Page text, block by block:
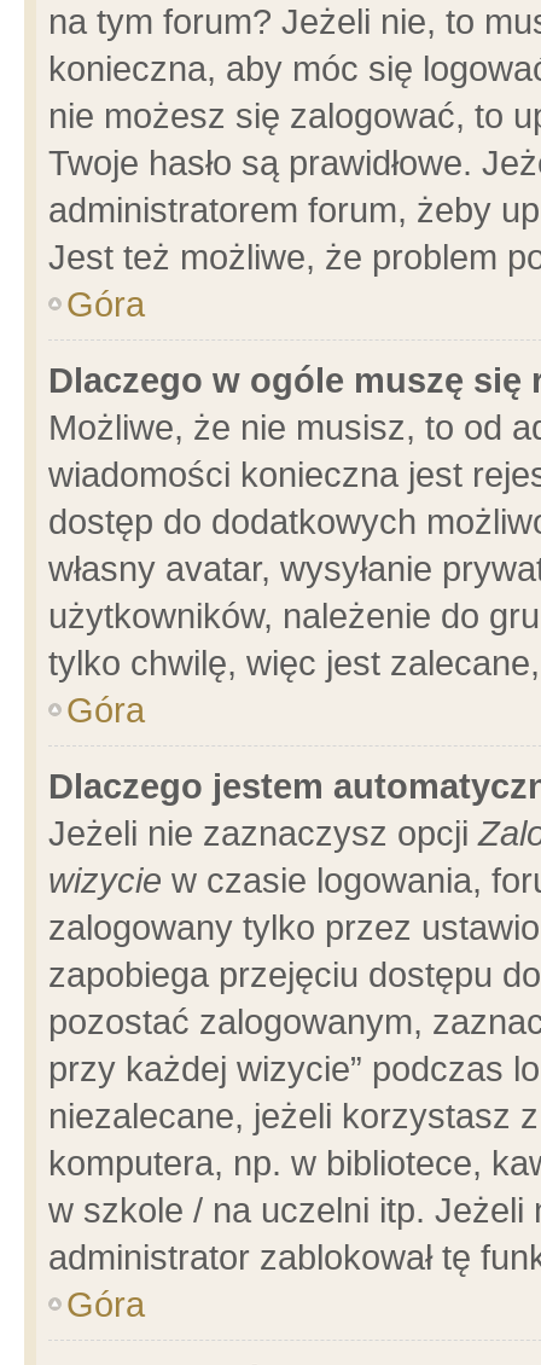
na tym forum? Jeżeli nie, to
konieczna, aby móc się
nie możesz się zalogować, to
Twoje hasło są prawidłowe.
administratorem forum, żeby
Jest też możliwe, że problem
Góra
Dlaczego w ogóle muszę się
Możliwe, że nie musisz, to od
wiadomości konieczna jest
dostęp do dodatkowych
własny avatar, wysyłanie
użytkowników, należenie do
tylko chwilę, więc jest
Góra
Dlaczego jestem
Jeżeli nie zaznaczysz opcji
wizycie w czasie logowania,
zalogowany tylko przez
zapobiega przejęciu dostępu
pozostać zalogowanym,
przy każdej wizycie” podczas
niezalecane, jeżeli korzystasz
komputera, np. w bibliotece,
w szkole / na uczelni itp.
administrator zablokował tę
Góra